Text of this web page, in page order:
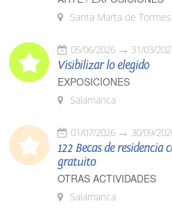
Santa Marta de Tormes
05/06/2026 31/03/
Visibilizar lo elegido
EXPOSICIONES
Salamanca
01/07/2026 30/09/
122 Becas de
gratuito
OTRAS ACTIVIDADES
Salamanca